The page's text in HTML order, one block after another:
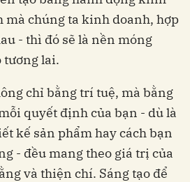
mà chúng ta kinh doanh, hợp
- thì đó sẽ là nền móng
tương lai.
chỉ bằng trí tuệ, mà bằng
quyết định của bạn - dù là
kế sản phẩm hay cách bạn
- đều mang theo giá trị của
và thiện chí. Sáng tạo để